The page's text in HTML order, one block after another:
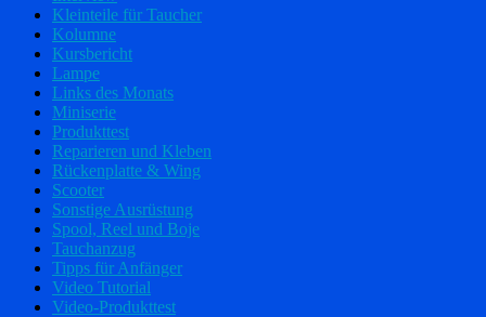
Kleinteile für Taucher
Kolumne
Kursbericht
Lampe
Links des Monats
Miniserie
Produkttest
Reparieren und Kleben
Rückenplatte & Wing
Scooter
Sonstige Ausrüstung
Spool, Reel und Boje
Tauchanzug
Tipps für Anfänger
Video Tutorial
Video-Produkttest